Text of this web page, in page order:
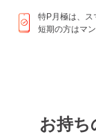
特P月極は、ス
短期の方はマ
お持ち